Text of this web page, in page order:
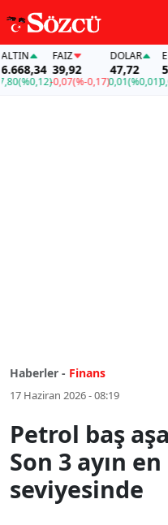
(%0,12)
FAİZ
39,92
-0,07(%-0,17)
DOLAR
47,72
0,01(%0,01)0,03
Haberler - Finans
17 Haziran 2026 - 08:19
Petrol baş
Son 3 ayın
seviyesinde